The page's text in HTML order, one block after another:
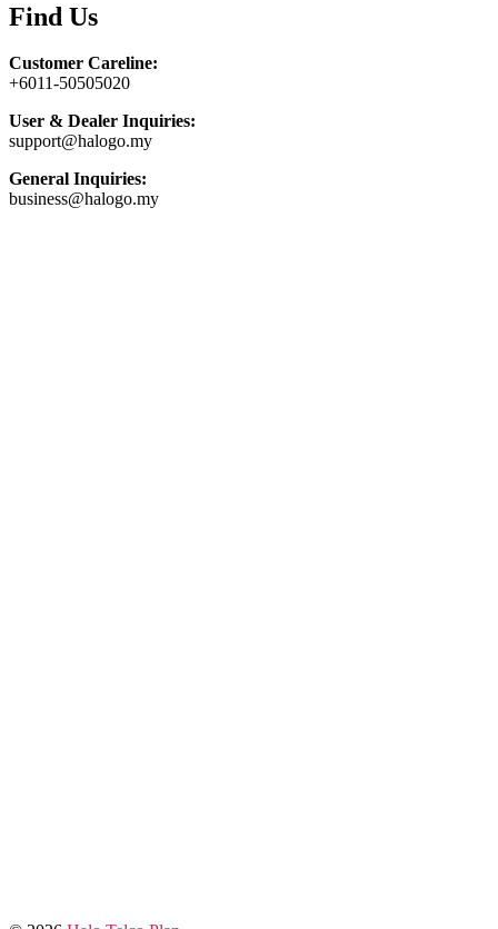
Find Us
Customer Careline:
+6011-50505020
User & Dealer Inquiries:
support@halogo.my
General Inquiries:
business@halogo.my